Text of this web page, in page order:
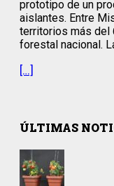
prototipo de un
aislantes. Entre
territorios más del
forestal nacional.
[…]
ÚLTIMAS